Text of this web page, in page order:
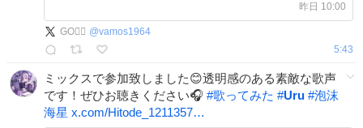
#紅白アンケート2026 #拡散希望 回答
はコチラ↓
昨日 10:00
GO🏳️‍🌈 @vamos1964
5:43
ミックスで参加致しました😊透明感のある素敵な歌声
です！ぜひお聴きください🎧 #歌ってみた #Uru #泡沫
海星 x.com/Hitode_1211357…